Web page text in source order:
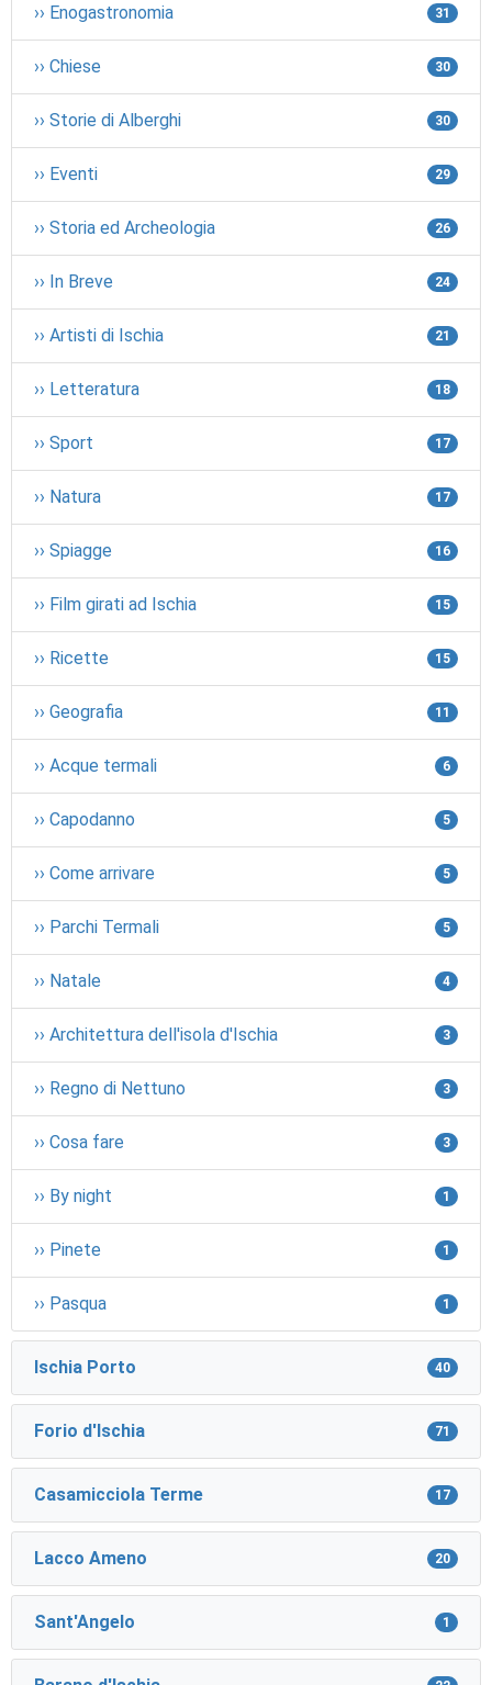
›› Enogastronomia 31
›› Chiese 30
›› Storie di Alberghi 30
›› Eventi 29
›› Storia ed Archeologia 26
›› In Breve 24
›› Artisti di Ischia 21
›› Letteratura 18
›› Sport 17
›› Natura 17
›› Spiagge 16
›› Film girati ad Ischia 15
›› Ricette 15
›› Geografia 11
›› Acque termali 6
›› Capodanno 5
›› Come arrivare 5
›› Parchi Termali 5
›› Natale 4
›› Architettura dell'isola d'Ischia 3
›› Regno di Nettuno 3
›› Cosa fare 3
›› By night 1
›› Pinete 1
›› Pasqua 1
Ischia Porto 40
Forio d'Ischia 71
Casamicciola Terme 17
Lacco Ameno 20
Sant'Angelo 1